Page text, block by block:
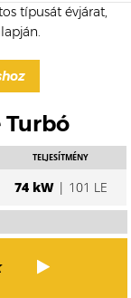
típusát évjárat,
Turbó
TELJESÍTMÉNY
74 kW| 101 LE